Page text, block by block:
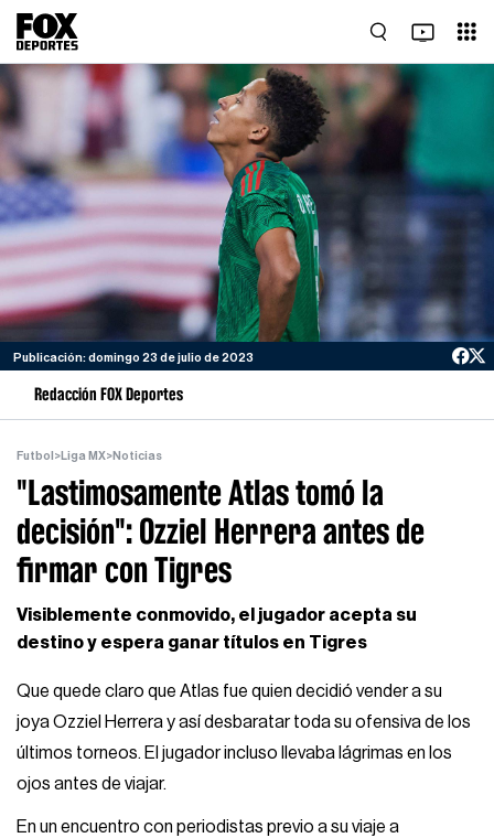
Publicación: domingo 23 de julio de 2023
Redacción FOX Deportes
Futbol >Liga MX>Noticias
"Lastimosamente Atlas tomó la
decisión": Ozziel Herrera antes de
firmar con Tigres
Visiblemente conmovido, el jugador acepta su
destino y espera ganar títulos en Tigres
Que quede claro que Atlas fue quien decidió vender a su
joya Ozziel Herrera y así desbaratar toda su ofensiva de los
últimos torneos. El jugador incluso llevaba lágrimas en los
ojos antes de viajar.
En un encuentro con periodistas previo a su viaje a